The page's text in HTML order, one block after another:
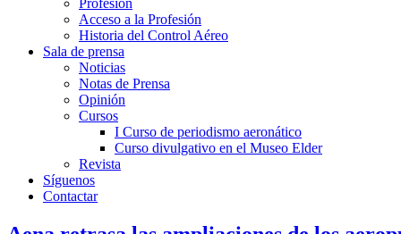
Acceso a la Profesión
Historia del Control Aéreo
Sala de prensa
Noticias
Notas de Prensa
Opinión
Cursos
I Curso de periodismo aeronático
Curso divulgativo en el Museo Elder
Revista
Síguenos
Contactar